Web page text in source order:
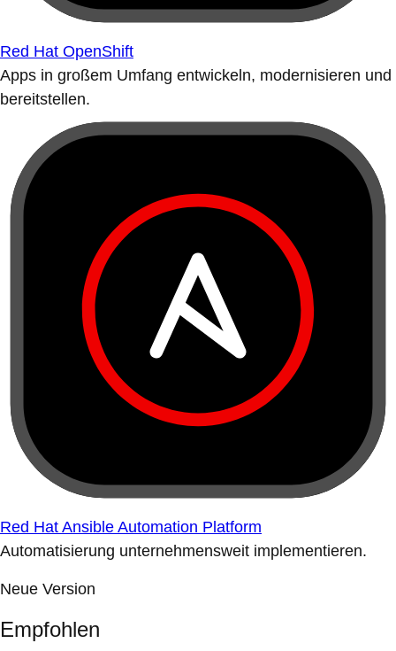
Red Hat OpenShift
Apps in großem Umfang entwickeln, modernisieren und
bereitstellen.
Red Hat Ansible Automation Platform
Automatisierung unternehmensweit implementieren.
Neue Version
Empfohlen